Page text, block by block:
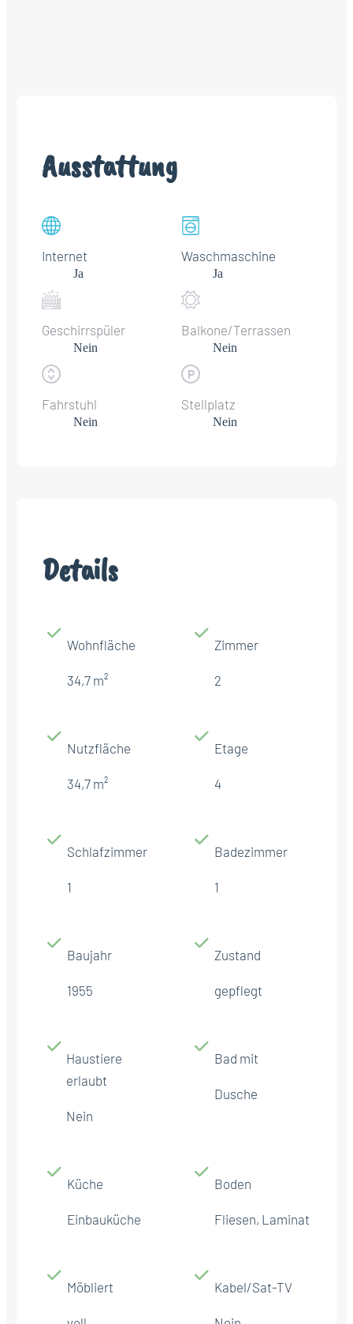
Ausstattung
Internet
Ja
Waschmaschine
Ja
Geschirrspüler
Nein
Balkone/Terrassen
Nein
Fahrstuhl
Nein
Stellplatz
Nein
Details
Wohnfläche
34,7 m²
Zimmer
2
Nutzfläche
34,7 m²
Etage
4
Schlafzimmer
1
Badezimmer
1
Baujahr
1955
Zustand
gepflegt
Haustiere
erlaubt
Nein
Bad mit
Dusche
Küche
Einbauküche
Boden
Fliesen, Laminat
Möbliert Kabel/Sat-TV